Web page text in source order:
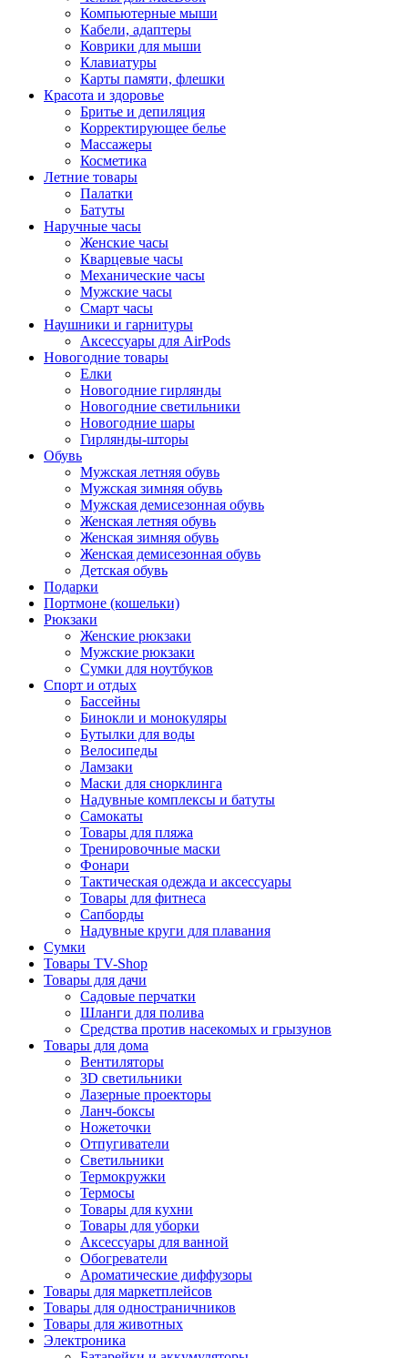
Компьютерные мыши
Кабели, адаптеры
Коврики для мыши
Клавиатуры
Карты памяти, флешки
Красота и здоровье
Бритье и депиляция
Корректирующее белье
Массажеры
Косметика
Летние товары
Палатки
Батуты
Наручные часы
Женские часы
Кварцевые часы
Механические часы
Мужские часы
Смарт часы
Наушники и гарнитуры
Аксессуары для AirPods
Новогодние товары
Елки
Новогодние гирлянды
Новогодние светильники
Новогодние шары
Гирлянды-шторы
Обувь
Мужская летняя обувь
Мужская зимняя обувь
Мужская демисезонная обувь
Женская летняя обувь
Женская зимняя обувь
Женская демисезонная обувь
Детская обувь
Подарки
Портмоне (кошельки)
Рюкзаки
Женские рюкзаки
Мужские рюкзаки
Сумки для ноутбуков
Спорт и отдых
Бассейны
Бинокли и монокуляры
Бутылки для воды
Велосипеды
Ламзаки
Маски для снорклинга
Надувные комплексы и батуты
Самокаты
Товары для пляжа
Тренировочные маски
Фонари
Тактическая одежда и аксессуары
Товары для фитнеса
Сапборды
Надувные круги для плавания
Сумки
Товары TV-Shop
Товары для дачи
Садовые перчатки
Шланги для полива
Средства против насекомых и грызунов
Товары для дома
Вентиляторы
3D светильники
Лазерные проекторы
Ланч-боксы
Ножеточки
Отпугиватели
Светильники
Термокружки
Термосы
Товары для кухни
Товары для уборки
Аксессуары для ванной
Обогреватели
Ароматические диффузоры
Товары для маркетплейсов
Товары для одностраничников
Товары для животных
Электроника